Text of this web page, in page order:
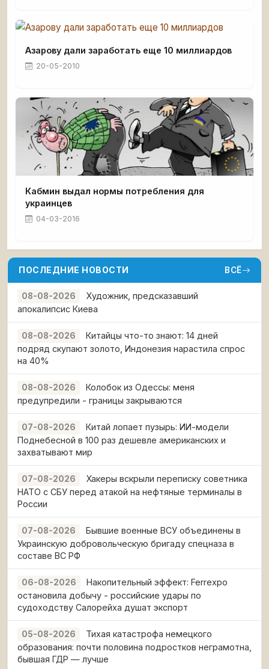
Азарову дали заработать еще 10 миллиардов
20-05-2010
Кабмин выдал нормы потребления для
украинцев
04-03-2016
ПОСЛЕДНИЕ НОВОСТИ ВСЁ
08-08-2026
Художник, предсказавший
апокалипсис Киева
08-08-2026
Китайцы что-то знают: 14 дней
подряд скупают золото, Индонезия нарастила спрос
на 40%
08-08-2026
Колобок из Одессы: меня
предупредили - границы закрываются
07-08-2026
Китай лопает пузырь: ИИ-модели
Поднебесной в 100 раз дешевле американских и
захватывают мир
07-08-2026
Хакеры вскрыли переписку советника
НАТО с СБУ перед атакой на нефтяные терминалы в
России
07-08-2026
Бывшие военные ВСУ объединены в
Украинскую добровольческую бригаду спецназа в
составе ВС РФ
06-08-2026
Накопительный эффект: Ferrexpo
остановила добычу - российские удары по
судоходству Салорейха душат экспорт
05-08-2026
Тихая катастрофа немецкого
образования: почти половина подростков неграмотна,
бывшая ГДР — лучше